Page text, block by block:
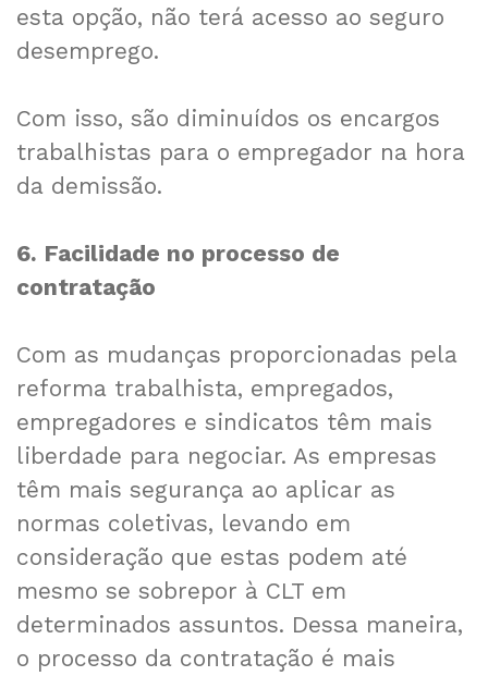
esta opção, não terá acesso ao seguro
desemprego.
Com isso, são diminuídos os encargos
trabalhistas para o empregador na hora
da demissão.
6. Facilidade no processo de
contratação
Com as mudanças proporcionadas pela
reforma trabalhista, empregados,
empregadores e sindicatos têm mais
liberdade para negociar. As empresas
têm mais segurança ao aplicar as
normas coletivas, levando em
consideração que estas podem até
mesmo se sobrepor à CLT em
determinados assuntos. Dessa maneira,
o processo da contratação é mais